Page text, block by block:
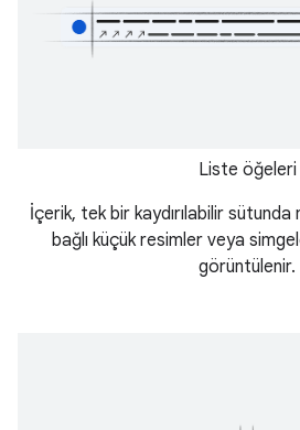
Liste öğeleri
İçerik, tek bir kaydırılabilir
bağlı küçük resimler veya
görüntülenir.